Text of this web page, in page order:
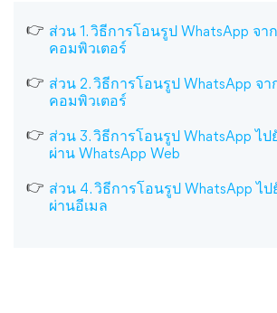
ส่วน 1. วิธีการโอนรูป WhatsApp จา
คอมพิวเตอร์
ส่วน 2. วิธีการโอนรูป WhatsApp จา
คอมพิวเตอร์
ส่วน 3. วิธีการโอนรูป WhatsApp ไป
ผ่าน WhatsApp Web
ส่วน 4. วิธีการโอนรูป WhatsApp ไ
ผ่านอีเมล